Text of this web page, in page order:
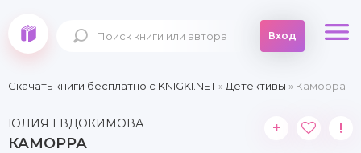
Вход
Скачать книги бесплатно c KNIGKI.NET» Детективы » Каморра
ЮЛИЯ ЕВДОКИМОВА
КАМОРРА
+ !